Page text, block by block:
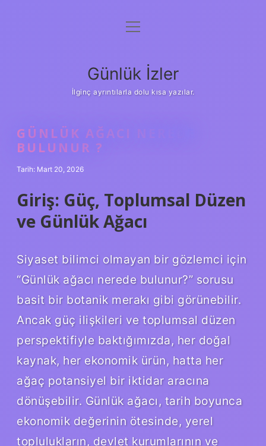
Anasayfa
Yasal Uyarı
menüyü
Günlük İzler
İlginç ayrıntılarla dolu kısa yazılar.
GÜNLÜK AĞACI NEREDE
BULUNUR ?
Tarih: Mart 20, 2026
Giriş: Güç, Toplumsal Düzen
ve Günlük Ağacı
Siyaset bilimci olmayan bir gözlemci için
“Günlük ağacı nerede bulunur?” sorusu
basit bir botanik merakı gibi görünebilir.
Ancak güç ilişkileri ve toplumsal düzen
perspektifiyle baktığımızda, her doğal
kaynak, her ekonomik ürün, hatta her
ağaç potansiyel bir iktidar aracına
dönüşebilir. Günlük ağacı, tarih boyunca
ekonomik değerinin ötesinde, yerel
toplulukların, devlet kurumlarının ve